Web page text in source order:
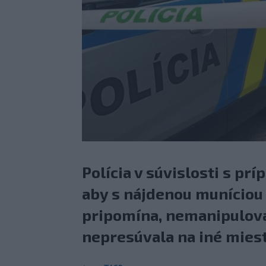
Polícia v súvislosti s
aby s nájdenou
pripomína,
nepresúvala na iné